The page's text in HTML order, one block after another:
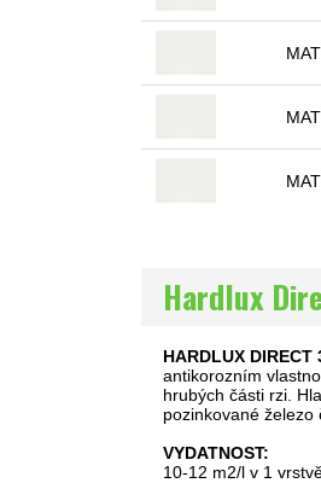
MAT
MAT
MAT
Hardlux
HARDLUX DIRECT
antikorozním
hrubých části rzi.
pozinkované železo
VYDATNOST:
10-12 m2/l v 1